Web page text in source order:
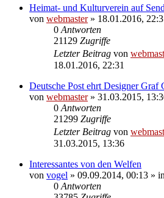
Heimat- und Kulturverein auf
von webmaster» 18.01.2016,
0 Antworten
21129 Zugriffe
Letzter Beitrag von
18.01.2016, 22:31
Deutsche Post ehrt Designer Graf
von webmaster» 31.03.2015,
0 Antworten
21299 Zugriffe
Letzter Beitrag von
31.03.2015, 13:36
Interessantes von den Welfen
von vogel » 09.09.2014, 00:13 » in
0 Antworten